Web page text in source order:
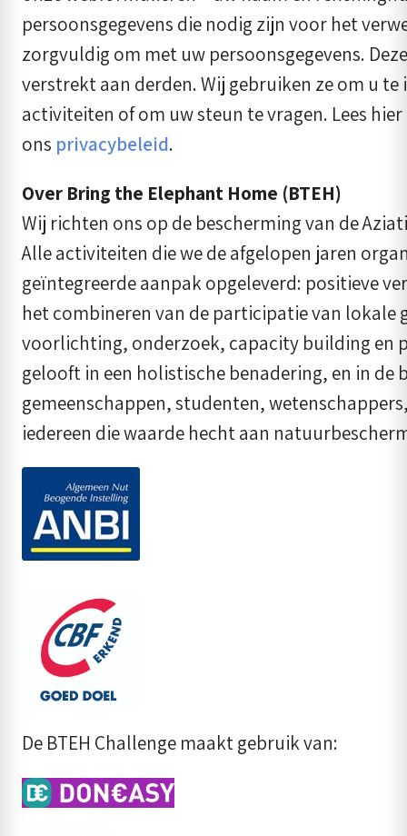
persoonsgegevens die nodig zijn voor het
zorgvuldig om met uw persoonsgegevens.
verstrekt aan derden. Wij gebruiken ze om u
activiteiten of om uw steun te vragen. Lees
ons privacybeleid.
Over Bring the Elephant Home (BTEH)
Wij richten ons op de bescherming van de
Alle activiteiten die we de afgelopen jaren
geïntegreerde aanpak opgeleverd: positieve
het combineren van de participatie van lokale
voorlichting, onderzoek, capacity building en
gelooft in een holistische benadering, en in
gemeenschappen, studenten,
iedereen die waarde hecht aan
De BTEH Challenge maakt gebruik van: